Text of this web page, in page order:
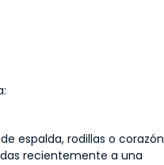
espalda, rodillas o corazón
recientemente a una